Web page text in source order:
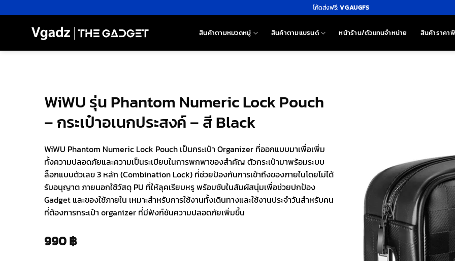
ไป
โค้ดส่งฟรี:VGAUGFS
สินค้าตามหมวดหมู่ สินค้าตามแบรนด์ หน้าร้าน/ตัวแทนจำหน่าย สินค้าราคา
WiWU รุ่น Phantom Numeric Lock Pouch
– กระเป๋าอเนกประสงค์ – สี Black
WiWU Phantom Numeric Lock Pouch เป็นกระเป๋า Organizer ที่ออกแบบมาเพื่อเพิ่ม
ทั้งความปลอดภัยและความเป็นระเบียบในการพกพาของสำคัญ ตัวกระเป๋ามาพร้อมระบบ
ล็อกแบบตัวเลข 3 หลัก (Combination Lock) ที่ช่วยป้องกันการเข้าถึงของภายในโดยไม่ได้
รับอนุญาต ภายนอกใช้วัสดุ PU ที่ให้ลุคเรียบหรู พร้อมซับในสัมผัสนุ่มเพื่อช่วยปกป้อง
Gadget และของใช้ภายใน เหมาะสำหรับการใช้งานทั้งเดินทางและใช้งานประจำวันสำหรับคน
ที่ต้องการกระเป๋า organizer ที่มีฟังก์ชันความปลอดภัยเพิ่มขึ้น
990฿